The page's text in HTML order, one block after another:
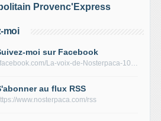
Provenc'Express
moi
moi sur Facebook
//facebook.com/La-voix-de-Nosterpaca-106434384284735
au flux RSS
www.nosterpaca.com/rss